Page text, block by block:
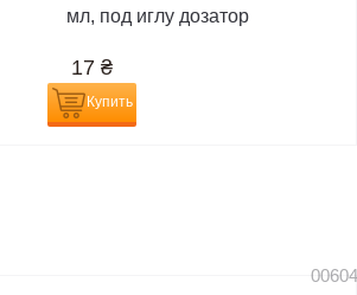
мл, под иглу дозатор
17 ₴
Купить